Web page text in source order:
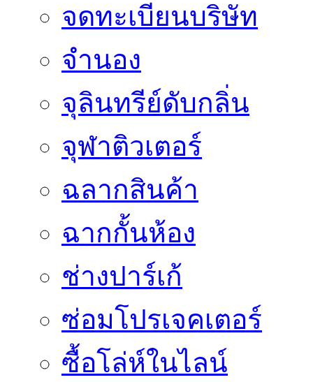
จดทะเบียนบริษัท
จำนอง
จุลินทรีย์ดับกลิ่น
จุฬาติวเตอร์
ฉลากสินค้า
ฉากกั้นห้อง
ช่างปาร์เก้
ซ่อมโปรเจคเตอร์
ซื้อโล่ห์ในไลน์